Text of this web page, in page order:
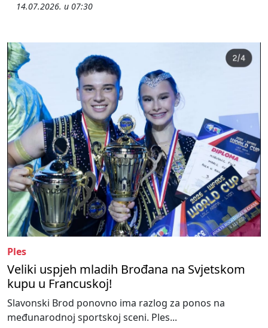
14.07.2026. u 07:30
Ples
Veliki uspjeh mladih Brođana na Svjetskom
kupu u Francuskoj!
Slavonski Brod ponovno ima razlog za ponos na
međunarodnoj sportskoj sceni. Ples...